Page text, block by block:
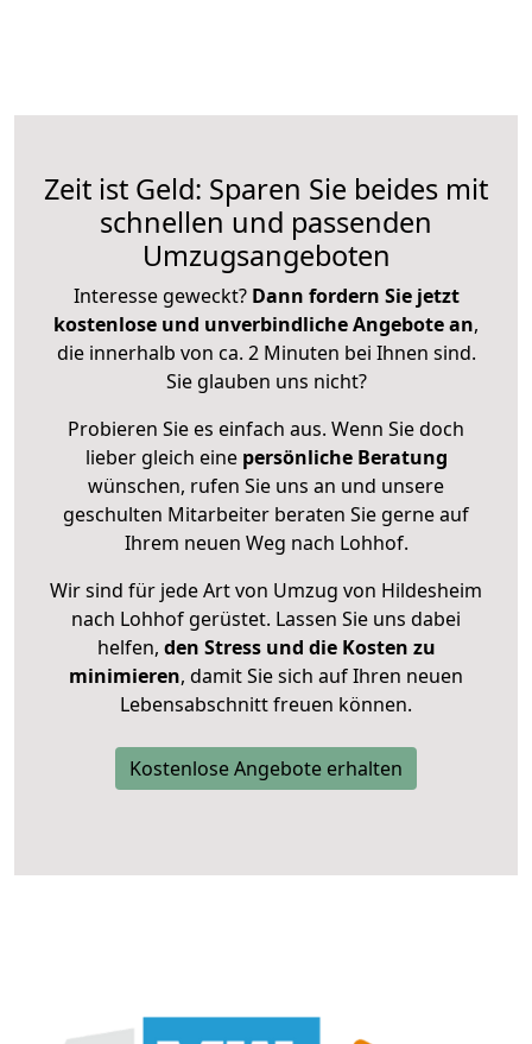
Zeit ist Geld: Sparen Sie beides mit
schnellen und passenden
Umzugsangeboten
Interesse geweckt? Dann fordern Sie jetzt
kostenlose und unverbindliche Angebote an,
die innerhalb von ca. 2 Minuten bei Ihnen sind.
Sie glauben uns nicht?
Probieren Sie es einfach aus. Wenn Sie doch
lieber gleich eine persönliche Beratung
wünschen, rufen Sie uns an und unsere
geschulten Mitarbeiter beraten Sie gerne auf
Ihrem neuen Weg nach Lohhof.
Wir sind für jede Art von Umzug von Hildesheim
nach Lohhof gerüstet. Lassen Sie uns dabei
helfen, den Stress und die Kosten zu
minimieren, damit Sie sich auf Ihren neuen
Lebensabschnitt freuen können.
Kostenlose Angebote erhalten